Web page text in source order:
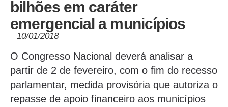
bilhões em caráter
emergencial a municípios
10/01/2018
O Congresso Nacional deverá analisar a
partir de 2 de fevereiro, com o fim do recesso
parlamentar, medida provisória que autoriza o
repasse de apoio financeiro aos municípios